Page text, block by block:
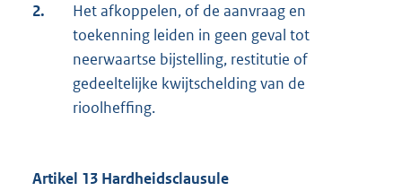
2.
Het afkoppelen, of de aanvraag en
toekenning leiden in geen geval tot
neerwaartse bijstelling, restitutie of
gedeeltelijke kwijtschelding van de
rioolheffing.
Artikel 13 Hardheidsclausule